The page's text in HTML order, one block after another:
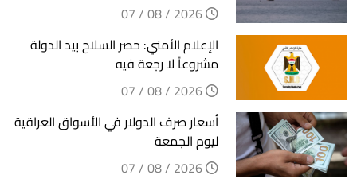
الإعلام الأمني: حصر السلاح بيد الدولة
مشروعاً لا رجعة فيه
أسعار صرف الدولار في الأسواق العراقية
ليوم الجمعة